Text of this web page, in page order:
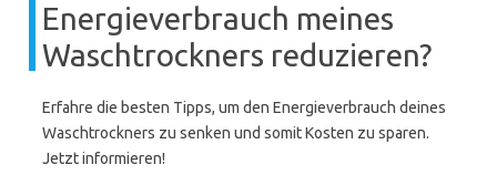
Energieverbrauch meines
Waschtrockners reduzieren?
Erfahre die besten Tipps, um den Energieverbrauch deines
Waschtrockners zu senken und somit Kosten zu sparen.
Jetzt informieren!